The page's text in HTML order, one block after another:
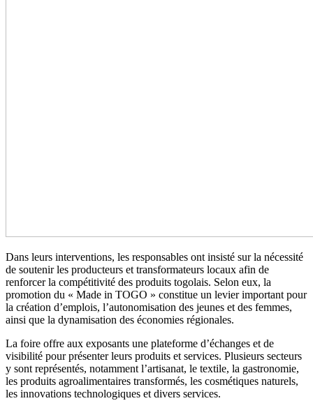
Dans leurs interventions, les responsables ont insisté sur la nécessité
de soutenir les producteurs et transformateurs locaux afin de
renforcer la compétitivité des produits togolais. Selon eux, la
promotion du « Made in TOGO » constitue un levier important pour
la création d’emplois, l’autonomisation des jeunes et des femmes,
ainsi que la dynamisation des économies régionales.
La foire offre aux exposants une plateforme d’échanges et de
visibilité pour présenter leurs produits et services. Plusieurs secteurs
y sont représentés, notamment l’artisanat, le textile, la gastronomie,
les produits agroalimentaires transformés, les cosmétiques naturels,
les innovations technologiques et divers services.